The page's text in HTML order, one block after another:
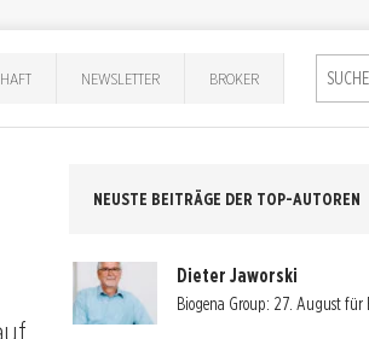
NEWSLETTER BROKER
NEUSTE BEITRÄGE DER TOP-AUTOREN
Dieter Jaworski
Biogena Group: 27. August für